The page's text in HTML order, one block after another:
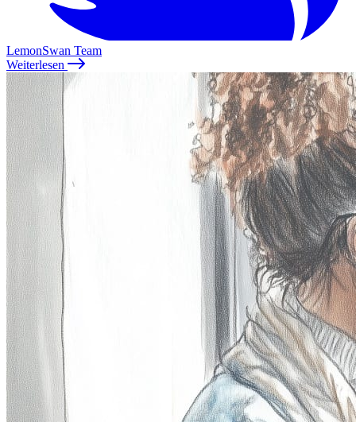
LemonSwan Team
Weiterlesen